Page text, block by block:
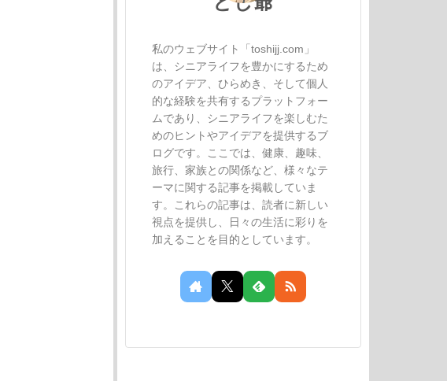
私のウェブサイト「toshijj.com」
は、シニアライフを豊かにするため
のアイデア、ひらめき、そして個人
的な経験を共有するプラットフォー
ムであり、シニアライフを楽しむた
めのヒントやアイデアを提供するブ
ログです。ここでは、健康、趣味、
旅行、家族との関係など、様々なテ
ーマに関する記事を掲載していま
す。これらの記事は、読者に新しい
視点を提供し、日々の生活に彩りを
加えることを目的としています。